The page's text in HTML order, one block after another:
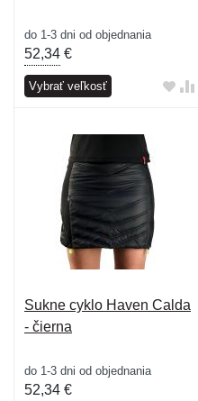
do 1-3 dni od objednania
52,34 €
Vybrať veľkosť
Sukne cyklo Haven Calda
- čierna
do 1-3 dni od objednania
52,34 €